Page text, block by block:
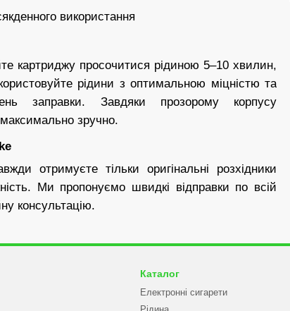
використання
картриджу просочитися рідиною 5–10 хвилин,
рідини з оптимальною міцністю та
заправки. Завдяки прозорому корпусу
зручно.
отримуєте тільки оригінальні розхідники
Ми пропонуємо швидкі відправки по всій
консультацію.
Каталог
Електронні сигарети